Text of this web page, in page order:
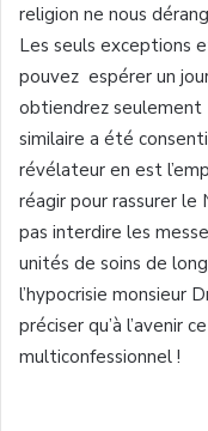
religion ne nous
Les seuls exceptions
pouvez espérer un
obtiendrez seulement
similaire a été
révélateur en est
réagir pour rassurer le
pas interdire les
unités de soins de
l’hypocrisie monsieur
préciser qu’à l’avenir
multiconfessionnel !